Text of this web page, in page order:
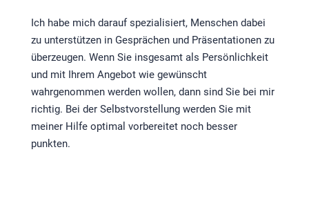
Ich habe mich darauf spezialisiert, Menschen dabei
zu unterstützen in Gesprächen und Präsentationen zu
überzeugen. Wenn Sie insgesamt als Persönlichkeit
und mit Ihrem Angebot wie gewünscht
wahrgenommen werden wollen, dann sind Sie bei mir
richtig. Bei der Selbstvorstellung werden Sie mit
meiner Hilfe optimal vorbereitet noch besser
punkten.